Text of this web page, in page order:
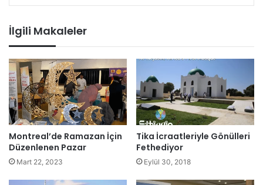
İlgili Makaleler
Montreal’de Ramazan İçin
Düzenlenen Pazar
Mart 22, 2023
Tika İcraatleriyle Gönülleri
Fethediyor
Eylül 30, 2018